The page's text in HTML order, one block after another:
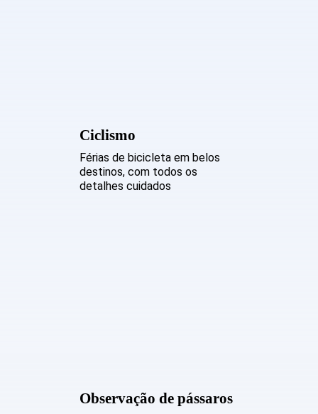
Ciclismo
Férias de bicicleta em belos
destinos, com todos os
detalhes cuidados
Observação de pássaros